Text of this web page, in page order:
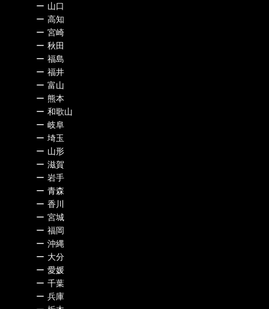
ー 山口
ー 高知
ー 宮崎
ー 秋田
ー 福島
ー 福井
ー 富山
ー 熊本
ー 和歌山
ー 岐阜
ー 埼玉
ー 山形
ー 滋賀
ー 岩手
ー 青森
ー 香川
ー 宮城
ー 福岡
ー 沖縄
ー 大分
ー 愛媛
ー 千葉
ー 兵庫